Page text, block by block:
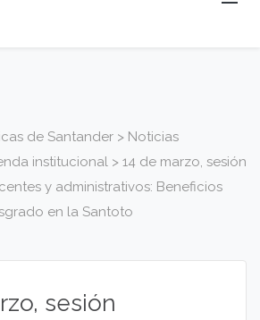
de Santander > Noticias
institucional > 14 de marzo, sesión
y administrativos: Beneficios
en la Santoto
sesión